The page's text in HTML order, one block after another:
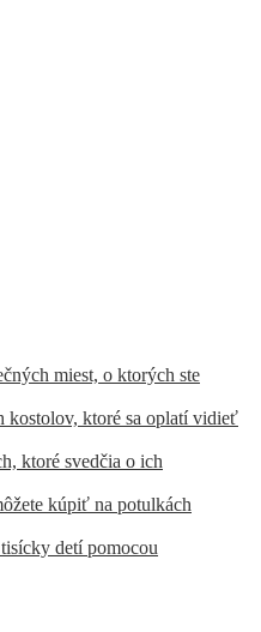
miest, o ktorých ste
kostolov, ktoré sa oplatí vidieť
ktoré svedčia o ich
kúpiť na potulkách
detí pomocou